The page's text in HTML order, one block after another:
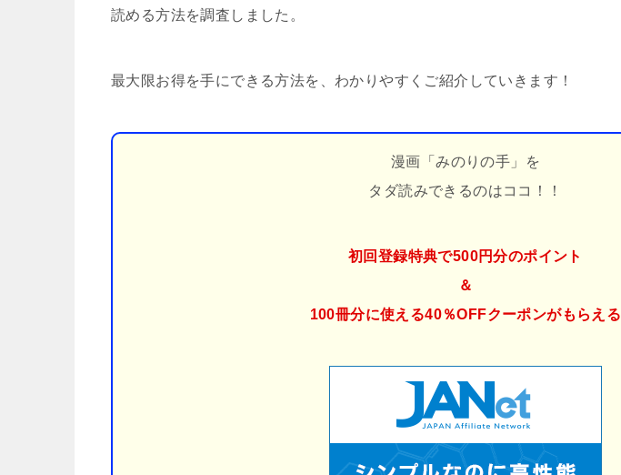
読める方法を調査しました。
最大限お得を手にできる方法を、わかりやすくご紹介していきます！
漫画「みのりの手」を
タダ読みできるのはココ！！
初回登録特典で500円分のポイント
＆
100冊分に使える40％OFFクーポンがもらえる